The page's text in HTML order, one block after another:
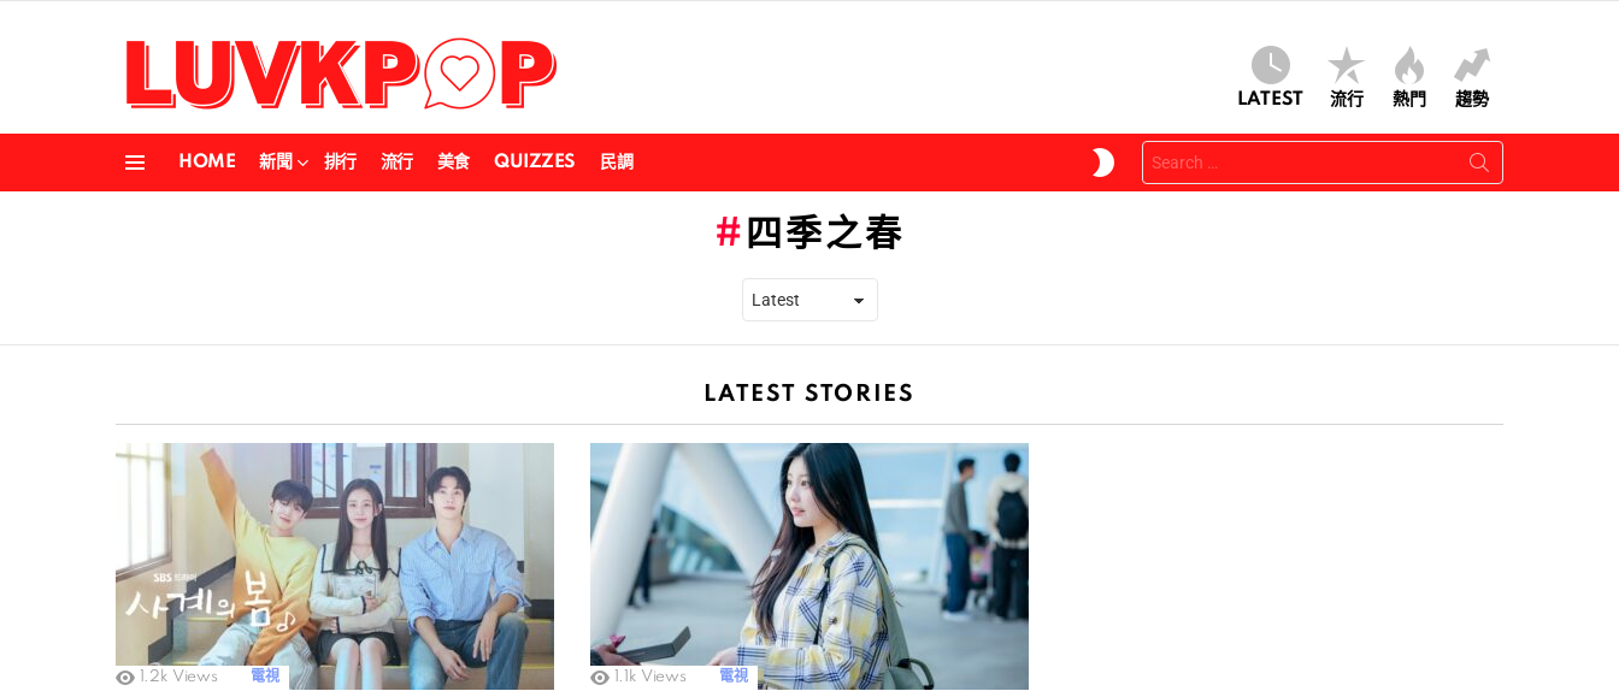
LATEST 流行 熱門 趨勢
HOME 新聞 排行 流行 美食 QUIZZES 民調
SKIN
Search
for:
四季之春
LATEST STORIES
1.2k Views 電視 1.1k Views 電視